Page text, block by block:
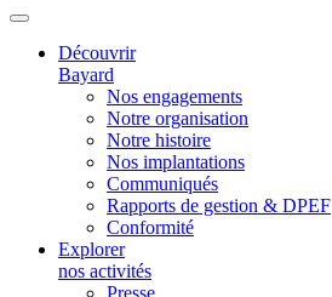
Découvrir
Bayard
Nos engagements
Notre organisation
Notre histoire
Nos implantations
Communiqués
Rapports de gestion & DPEF
Conformité
Explorer
nos activités